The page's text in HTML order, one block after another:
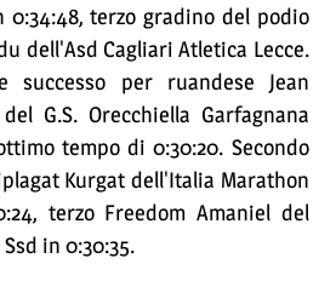
0:34:48, terzo gradino del podio
dell'Asd Cagliari Atletica Lecce.
successo per ruandese Jean
G.S. Orecchiella Garfagnana
tempo di 0:30:20. Secondo
Kurgat dell'Italia Marathon
terzo Freedom Amaniel del
in 0:30:35.